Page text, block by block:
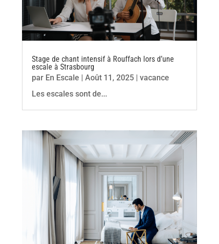
Stage de chant intensif à Rouffach lors d’une
escale à Strasbourg
par En Escale | Août 11, 2025| vacance
Les escales sont de...